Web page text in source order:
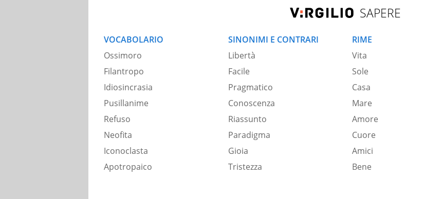
SAPERE
VOCABOLARIO
Ossimoro
Filantropo
Idiosincrasia
Pusillanime
Refuso
Neofita
Iconoclasta
Apotropaico
SINONIMI E CONTRARI
Libertà
Facile
Pragmatico
Conoscenza
Riassunto
Paradigma
Gioia
Tristezza
RIME
Vita
Sole
Casa
Mare
Amore
Cuore
Amici
Bene